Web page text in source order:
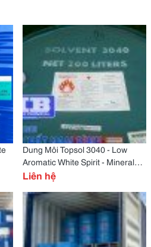
Dung Môi Topsol 3040 - Low
Aromatic White Spirit - Mineral
Spirit - Dung Môi 3040
Liên hệ